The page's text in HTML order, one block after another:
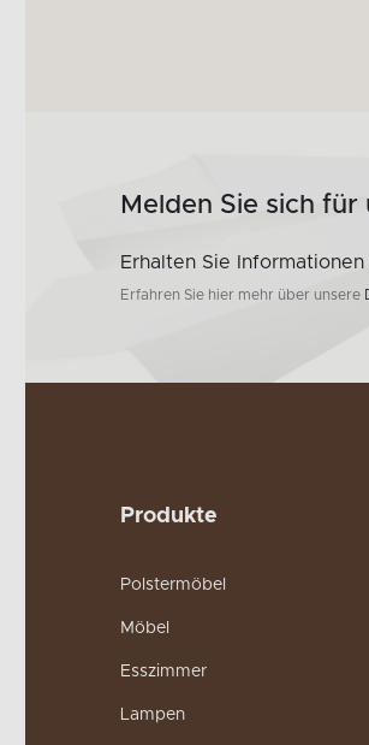
Melden Sie sich
Erhalten Sie
Erfahren Sie hier mehr über unsere
Produkte
Polstermöbel
Möbel
Esszimmer
Lampen